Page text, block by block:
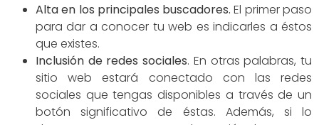
Alta en los principales buscadores. El primer paso
para dar a conocer tu web es indicarles a éstos
que existes.
Inclusión de redessociales. En otras palabras, tu
sitio web estará conectado con las redes
sociales que tengas disponibles a través de un
botón significativo de éstas. Además, si lo